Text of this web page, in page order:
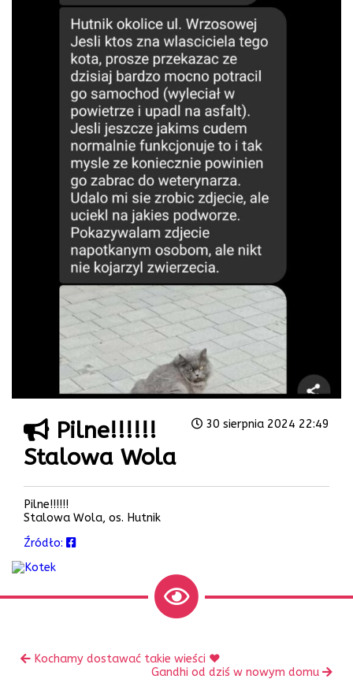
30 sierpnia 2024 22:49
Pilne!!!!!!
Stalowa Wola
Pilne!!!!!!
Stalowa Wola, os. Hutnik
Źródło:
innePoprzedni
Kochamy dostawać takie wieści ♥️
Następny
Gandhi od dziś w nowym domu